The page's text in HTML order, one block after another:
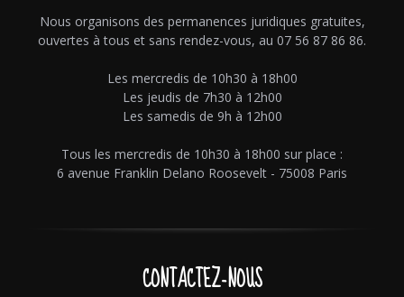
Nous organisons des permanences juridiques gratuites,
ouvertes à tous et sans rendez-vous, au 07 56 87 86 86.
Les mercredis de 10h30 à 18h00
Les jeudis de 7h30 à 12h00
Les samedis de 9h à 12h00
Tous les mercredis de 10h30 à 18h00 sur place :
6 avenue Franklin Delano Roosevelt - 75008 Paris
CONTACTEZ-NOUS